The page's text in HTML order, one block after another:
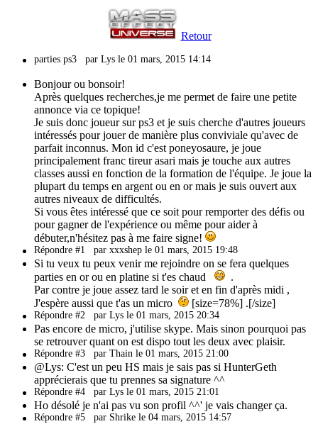
Retour
parties ps3 par Lys le 01 mars, 2015 14:14
Bonjour ou bonsoir!
Après quelques recherches,je me permet de faire une petite
annonce via ce topique!
Je suis donc joueur sur ps3 et je suis cherche d'autres joueurs
intéressés pour jouer de manière plus conviviale qu'avec de
parfait inconnus. Mon id c'est poneyosaure, je joue
principalement franc tireur asari mais je touche aux autres
classes aussi en fonction de la formation de l'équipe. Je joue la
plupart du temps en argent ou en or mais je suis ouvert aux
autres niveaux de difficultés.
Si vous êtes intéressé que ce soit pour remporter des défis ou
pour gagner de l'expérience ou même pour aider à
débuter,n'hésitez pas à me faire signe!
Répondre #1 par xxxshep le 01 mars, 2015 19:48
Si tu veux tu peux venir me rejoindre on se fera quelques
parties en or ou en platine si t'es chaud
.
Par contre je joue assez tard le soir et en fin d'après midi ,
J'espère aussi que t'as un micro
[size=78%] .[/size]
Répondre #2 par Lys le 01 mars, 2015 20:34
Pas encore de micro, j'utilise skype. Mais sinon pourquoi pas
se retrouver quant on est dispo tout les deux avec plaisir.
Répondre #3 par Thain le 01 mars, 2015 21:00
@Lys: C'est un peu HS mais je sais pas si HunterGeth
apprécierais que tu prennes sa signature ^^
Répondre #4 par Lys le 01 mars, 2015 21:01
Ho désolé je n'ai pas vu son profil ^^' je vais changer ça.
Répondre #5 par Shrike le 04 mars, 2015 14:57